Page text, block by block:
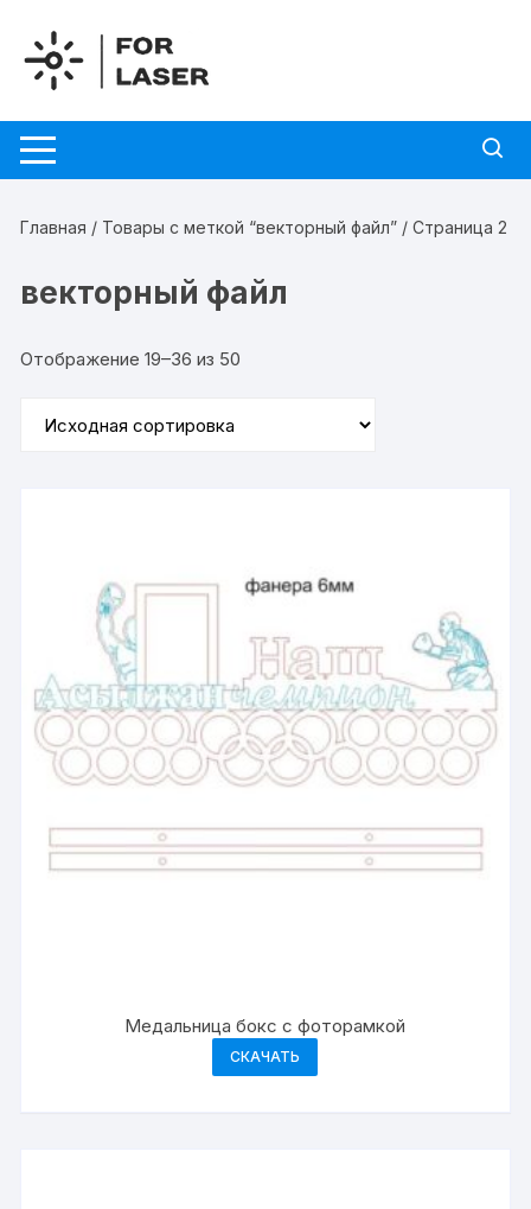
содержимому
Главная / Товары с меткой “векторный файл” / Страница 2
векторный файл
Отображение 19–36 из 50
Медальница бокс с фоторамкой
СКАЧАТЬ